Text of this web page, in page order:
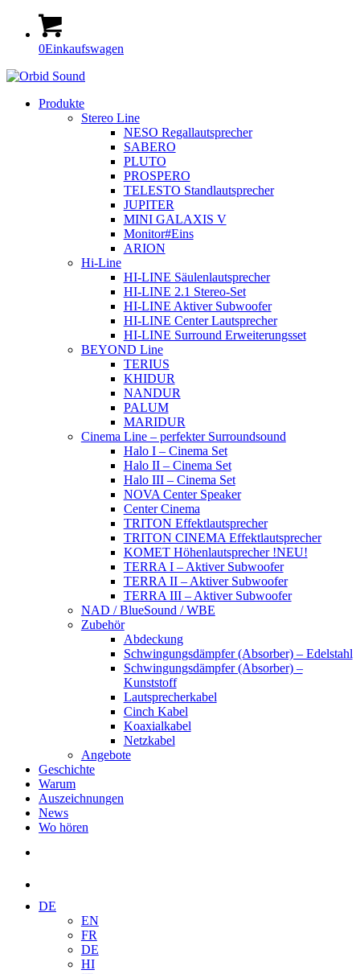
0Einkaufswagen
Produkte
Stereo Line
NESO Regallautsprecher
SABERO
PLUTO
PROSPERO
TELESTO Standlautsprecher
JUPITER
MINI GALAXIS V
Monitor#Eins
ARION
Hi-Line
HI-LINE Säulenlautsprecher
HI-LINE 2.1 Stereo-Set
HI-LINE Aktiver Subwoofer
HI-LINE Center Lautsprecher
HI-LINE Surround Erweiterungsset
BEYOND Line
TERIUS
KHIDUR
NANDUR
PALUM
MARIDUR
Cinema Line – perfekter Surroundsound
Halo I – Cinema Set
Halo II – Cinema Set
Halo III – Cinema Set
NOVA Center Speaker
Center Cinema
TRITON Effektlautsprecher
TRITON CINEMA Effektlautsprecher
KOMET Höhenlautsprecher !NEU!
TERRA I – Aktiver Subwoofer
TERRA II – Aktiver Subwoofer
TERRA III – Aktiver Subwoofer
NAD / BlueSound / WBE
Zubehör
Abdeckung
Schwingungsdämpfer (Absorber) – Edelstahl
Schwingungsdämpfer (Absorber) –
Kunststoff
Lautsprecherkabel
Cinch Kabel
Koaxialkabel
Netzkabel
Angebote
Geschichte
Warum
Auszeichnungen
News
Wo hören
DE
EN
FR
DE
HI